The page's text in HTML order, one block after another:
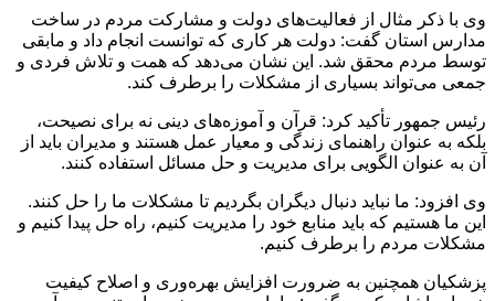
وی با ذکر مثال از فعالیت‌های دولت و مشارکت مردم در ساخت
مدارس استان گفت: دولت هر کاری که توانست انجام داد و مابقی
توسط مردم محقق شد. این نشان می‌دهد که همت و تلاش فردی و
جمعی می‌تواند بسیاری از مشکلات را برطرف کند.
رئیس جمهور تأکید کرد: قرآن و آموزه‌های دینی نه برای نصیحت،
بلکه به عنوان راهنمای زندگی و معیار عمل هستند و مدیران باید از
آن به عنوان الگویی برای مدیریت و حل مسائل استفاده کنند.
وی افزود: ما نباید دنبال دیگران بگردیم تا مشکلات ما را حل کنند.
این ما هستیم که باید منابع خود را مدیریت کنیم، راه حل پیدا کنیم و
مشکلات مردم را برطرف کنیم.
پزشکیان همچنین به ضرورت افزایش بهره‌وری و اصلاح کیفیت